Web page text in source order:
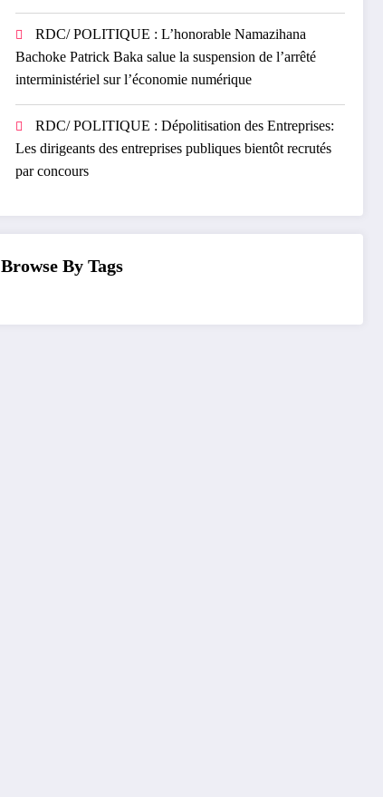
RDC/ POLITIQUE : L’honorable Namazihana
Bachoke Patrick Baka salue la suspension de l’arrêté
interministériel sur l’économie numérique
RDC/ POLITIQUE : Dépolitisation des Entreprises:
Les dirigeants des entreprises publiques bientôt recrutés
par concours
Browse By Tags